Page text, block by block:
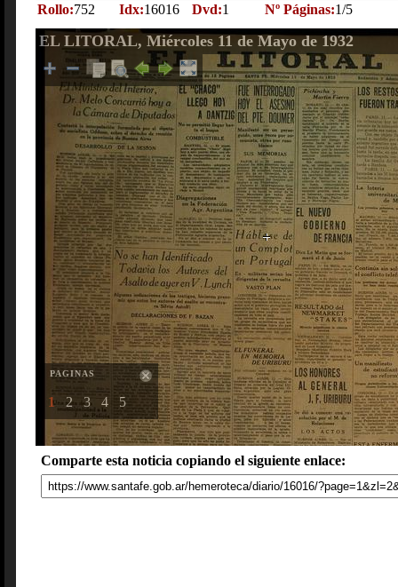
Rollo:752 Idx:16016 Dvd:1 Nº Páginas:1/5
EL LITORAL, Miércoles 11 de Mayo de 1932
PAGINAS
1 2 3 4 5
Comparte esta noticia copiando el siguiente enlace: